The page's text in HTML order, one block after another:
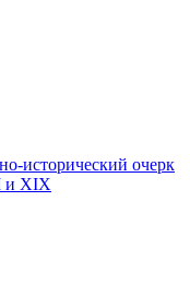
исторический очерк
и XIX